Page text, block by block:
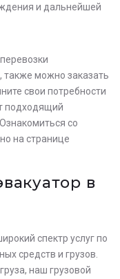
и дальнейшей
также можно заказать
свои потребности
подходящий
со
на странице
в
спектр услуг по
средств и грузов.
наш грузовой
просчет
нашим